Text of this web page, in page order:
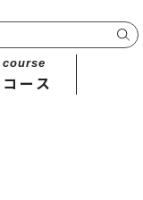
ース